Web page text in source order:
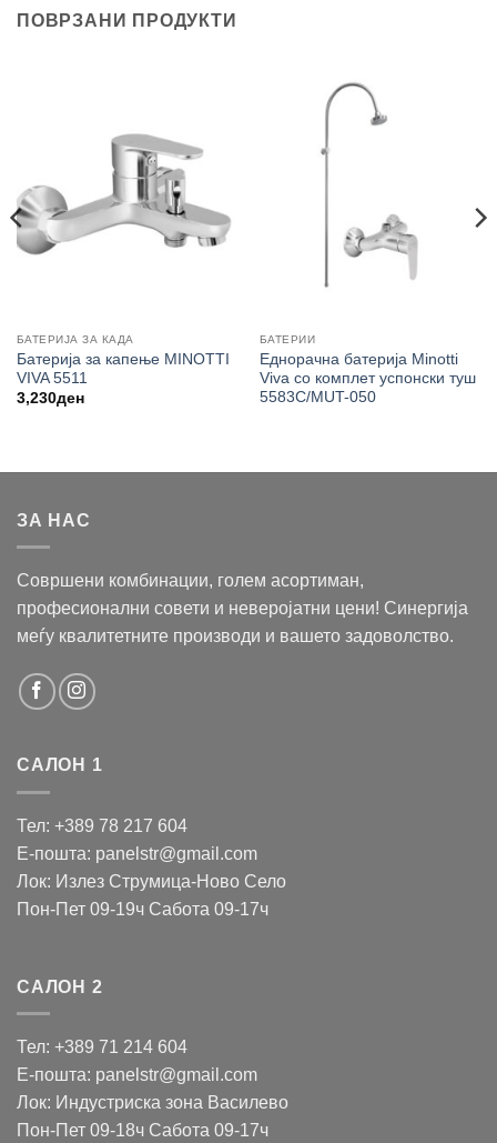
ПОВРЗАНИ ПРОДУКТИ
БАТЕРИЈА ЗА КАДА
Батерија за капење MINOTTI
VIVA 5511
3,230ден
БАТЕРИИ
Еднорачна батерија Minotti
Viva со комплет успонски туш
5583C/MUT-050
ЗА НАС
Совршени комбинации, голем асортиман,
професионални совети и неверојатни цени! Синергија
меѓу квалитетните производи и вашето задоволство.
САЛОН 1
Тел: +389 78 217 604
Е-пошта: panelstr@gmail.com
Лок: Излез Струмица-Ново Село
Пон-Пет 09-19ч Сабота 09-17ч
САЛОН 2
Тел: +389 71 214 604
Е-пошта: panelstr@gmail.com
Лок: Индустриска зона Василево
Пон-Пет 09-18ч Сабота 09-17ч